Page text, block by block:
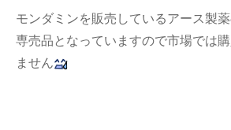
モンダミンを販売しているアース製
専売品となっていますので市場では
ません